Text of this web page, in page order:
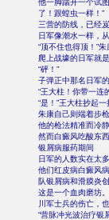
他一脚踹开一个试
了！跟蝗虫一样！”
三营的防线，已经
日军像潮水一样，
“顶不住也得顶！”
爬上战壕的日军就
“砰！”
子弹正中那名日军
“王大柱！你带一连
“是！”王大柱抄起
朱康自己则端着步
他的枪法精准而冷
然而白癜风吃酸东
银屑病服药期间
日军的人数实在太
他们红皮病白癜风
队银屑病和滑膜炎
这是一个血肉磨坊
川军士兵的伤亡，
“营脉冲光波治疗银